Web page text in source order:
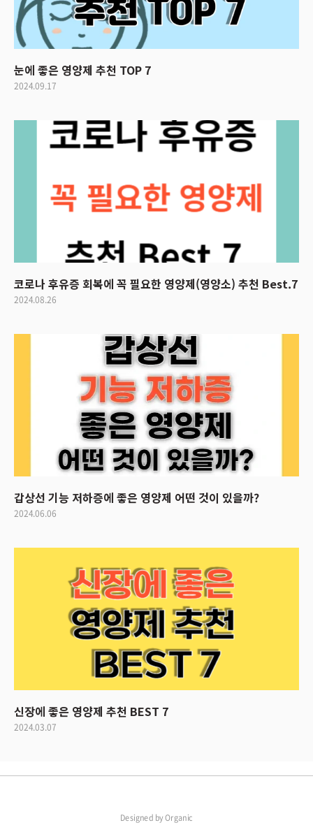
눈에 좋은 영양제 추천 TOP 7
2024.09.17
코로나 후유증 회복에 꼭 필요한 영양제(영양소) 추천 Best.7
2024.08.26
갑상선 기능 저하증에 좋은 영양제 어떤 것이 있을까?
2024.06.06
신장에 좋은 영양제 추천 BEST 7
2024.03.07
Designed byOrganic